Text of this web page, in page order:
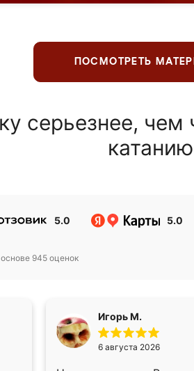
ПОСМОТРЕТЬ
серьезнее,
катанию
5.0 5.0
945 оценок
Игорь М.
6 августа 2026